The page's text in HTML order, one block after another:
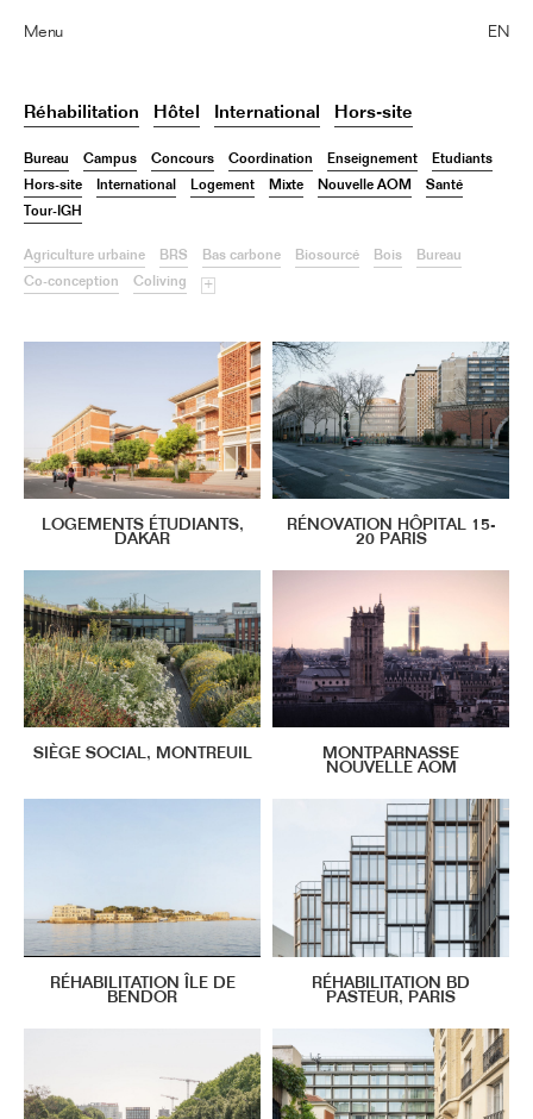
Menu EN
Réhabilitation Hôtel International Hors-site
Bureau Campus Concours Coordination Enseignement
Etudiants
Hors-site
International Logement Mixte Nouvelle AOM
Santé
Tour-IGH
Agriculture urbaine BRS Bas carbone Biosourcé Bois
Bureau
Co-conception
Coliving +
LOGEMENTS ÉTUDIANTS,
DAKAR
RÉNOVATION HÔPITAL 15-
20 PARIS
SIÈGE SOCIAL, MONTREUIL MONTPARNASSE
NOUVELLE AOM
RÉHABILITATION ÎLE DE
BENDOR
RÉHABILITATION BD
PASTEUR, PARIS